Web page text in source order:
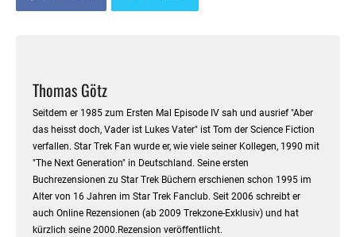
Thomas Götz
Seitdem er 1985 zum Ersten Mal Episode IV sah und ausrief "Aber
das heisst doch, Vader ist Lukes Vater" ist Tom der Science Fiction
verfallen. Star Trek Fan wurde er, wie viele seiner Kollegen, 1990 mit
"The Next Generation" in Deutschland. Seine ersten
Buchrezensionen zu Star Trek Büchern erschienen schon 1995 im
Alter von 16 Jahren im Star Trek Fanclub. Seit 2006 schreibt er
auch Online Rezensionen (ab 2009 Trekzone-Exklusiv) und hat
kürzlich seine 2000.Rezension veröffentlicht.